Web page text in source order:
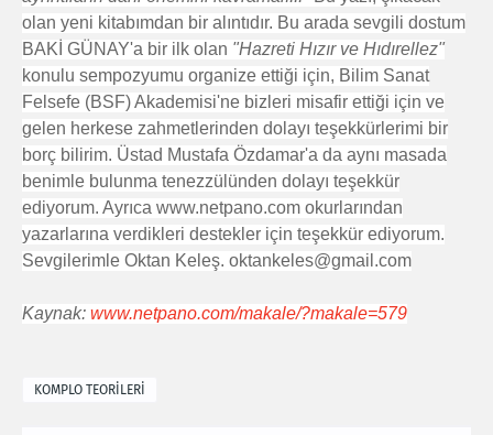
olan yeni kitabımdan bir alıntıdır. Bu arada sevgili dostum
BAKİ GÜNAY'a bir ilk olan "Hazreti Hızır ve Hıdırellez"
konulu sempozyumu organize ettiği için, Bilim Sanat
Felsefe (BSF) Akademisi'ne bizleri misafir ettiği için ve
gelen herkese zahmetlerinden dolayı teşekkürlerimi bir
borç bilirim. Üstad Mustafa Özdamar'a da aynı masada
benimle bulunma tenezzülünden dolayı teşekkür
ediyorum. Ayrıca www.netpano.com okurlarından
yazarlarına verdikleri destekler için teşekkür ediyorum.
Sevgilerimle Oktan Keleş. oktankeles@gmail.com
Kaynak: www.netpano.com/makale/?makale=579
KOMPLO TEORİLERİ